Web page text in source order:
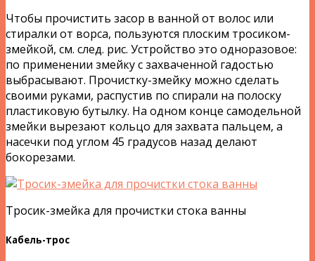
Чтобы прочистить засор в ванной от волос или
стиралки от ворса, пользуются плоским тросиком-
змейкой, см. след. рис. Устройство это одноразовое:
по применении змейку с захваченной гадостью
выбрасывают. Прочистку-змейку можно сделать
своими руками, распустив по спирали на полоску
пластиковую бутылку. На одном конце самодельной
змейки вырезают кольцо для захвата пальцем, а
насечки под углом 45 градусов назад делают
бокорезами.
Тросик-змейка для прочистки стока ванны
Кабель-трос